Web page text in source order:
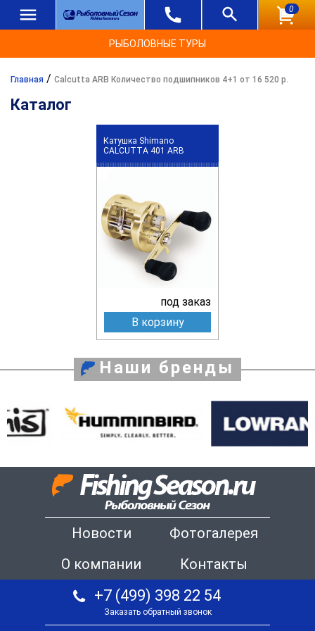
0
РЫБОЛОВНЫЕ ТУРЫ
Главная / Calcutta ARB Количество подшипников 4+1 от 16 520 р.
Каталог
Катушка Shimano
CALCUTTA 401 ARB
под заказ
В корзину
Наши бренды
Новости
Фотогалерея
О компании
Контакты
+7 (499) 398 22 54
Заказать обратный звонок